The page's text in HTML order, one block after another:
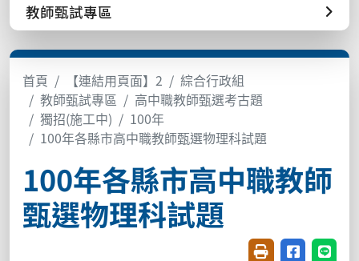
教師甄試專區
首頁 【連結用頁面】2
綜合行政組
教師甄試專區
高中職教師甄選考古題
獨招(施工中)
100年
100年各縣市高中職教師甄選物理科試題
100年各縣市高中職教師
甄選物理科試題
友善列印(開新視
分享至臉書
分享